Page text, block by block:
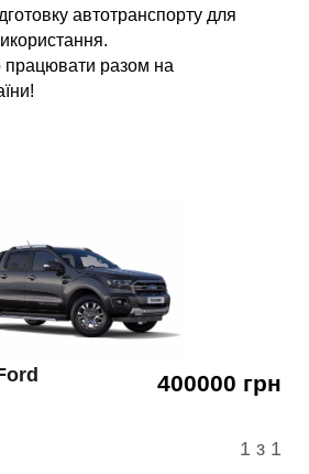
автотранспорту для
разом на
400000 грн
1 з 1